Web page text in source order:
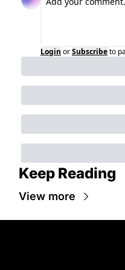
Login orSubscribeto
Keep Reading
View more